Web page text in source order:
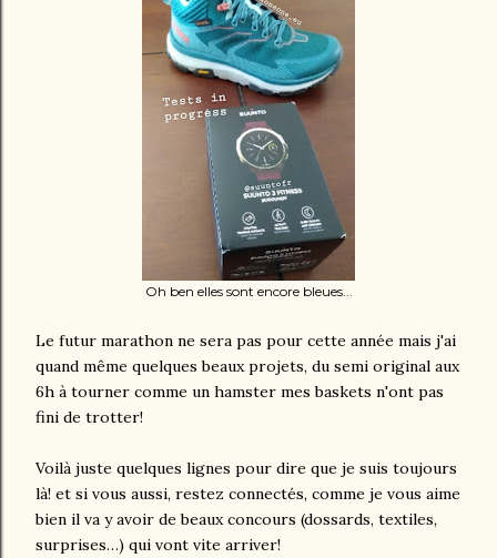
Oh ben elles sont encore bleues...
Le futur marathon ne sera pas pour cette année mais j'ai
quand même quelques beaux projets, du semi original aux
6h à tourner comme un hamster mes baskets n'ont pas
fini de trotter!
Voilà juste quelques lignes pour dire que je suis toujours
là! et si vous aussi, restez connectés, comme je vous aime
bien il va y avoir de beaux concours (dossards, textiles,
surprises…) qui vont vite arriver!